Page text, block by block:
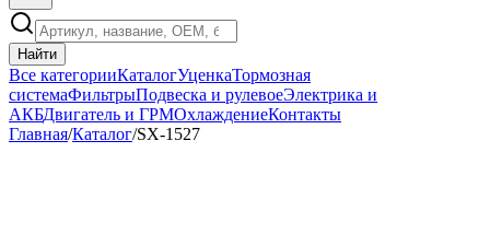
Найти
Все категорииКаталогУценкаТормозная
системаФильтрыПодвеска и рулевоеЭлектрика и
АКБДвигатель и ГРМОхлаждениеКонтакты
Главная/Каталог/SX-1527